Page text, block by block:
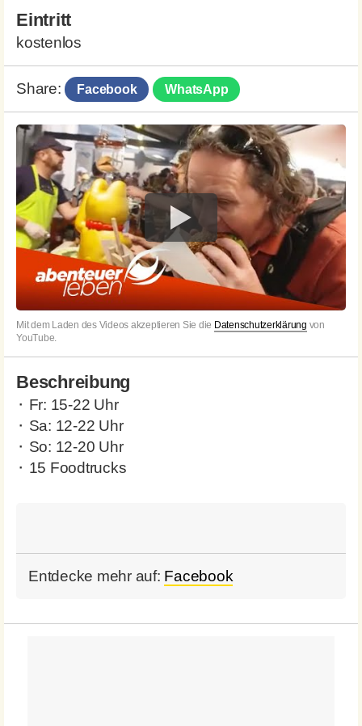
Eintritt
kostenlos
Share: Facebook WhatsApp
Mit dem Laden des Videos akzeptieren Sie die Datenschutzerklärung von
YouTube.
Beschreibung
⬝ Fr: 15-22 Uhr
⬝ Sa: 12-22 Uhr
⬝ So: 12-20 Uhr
⬝ 15 Foodtrucks
Entdecke mehr auf: Facebook